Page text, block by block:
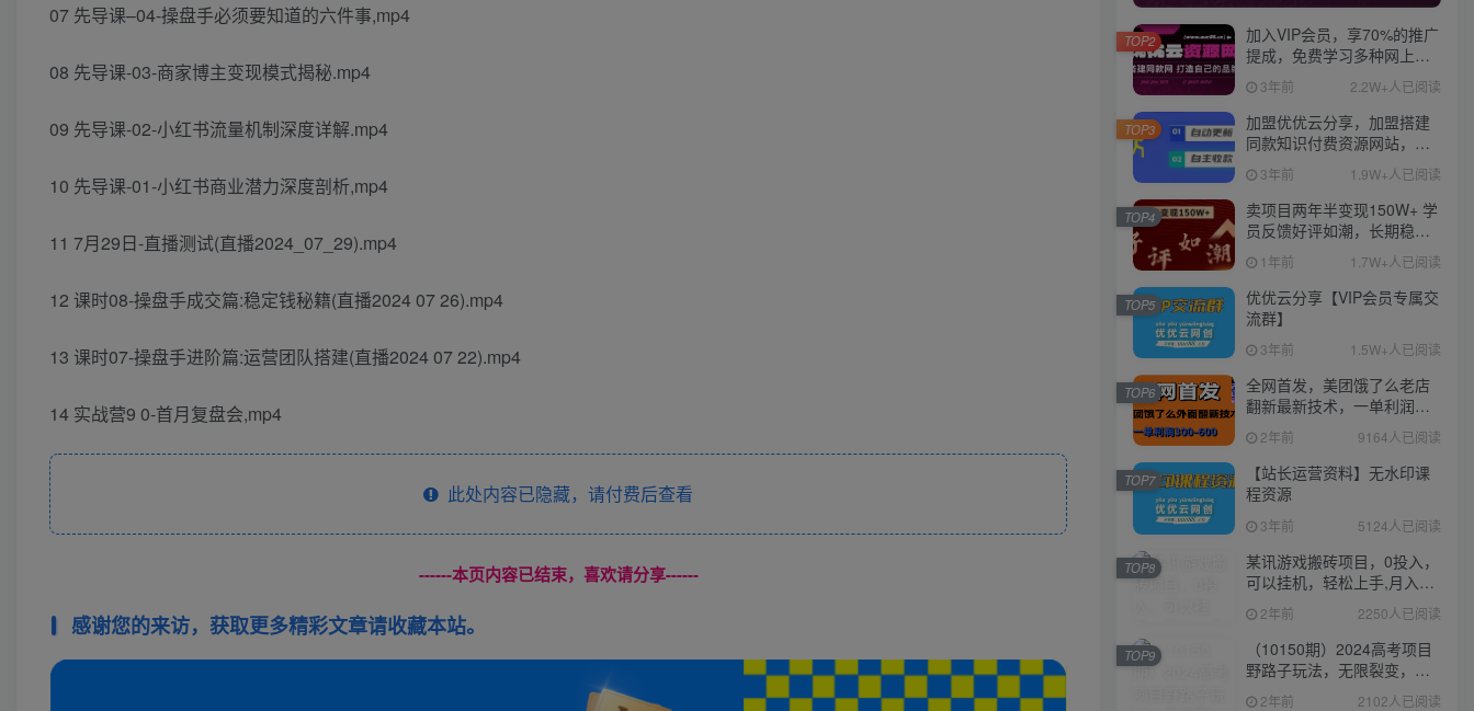
07 先导课–04-操盘手必须要知道的六件事,mp4
08 先导课-03-商家博主变现模式揭秘.mp4
09 先导课-02-小红书流量机制深度详解.mp4
10 先导课-01-小红书商业潜力深度剖析,mp4
11 7月29日-直播测试(直播2024_07_29).mp4
12 课时08-操盘手成交篇:稳定钱秘籍(直播2024 07 26).mp4
13 课时07-操盘手进阶篇:运营团队搭建(直播2024 07 22).mp4
14 实战营9 0-首月复盘会,mp4
此处内容已隐藏，请付费后查看
------本页内容已结束，喜欢请分享------
感谢您的来访，获取更多精彩文章请收藏本站。
加入VIP会员，享70%的推广
提成，免费学习多种网上创
业课程，菜鸟秒变大神！
3年前 2.2W+人已阅读
TOP2
加盟优优云分享，加盟搭建
同款知识付费资源网站，实
现长期稳定被动收入~
3年前 1.9W+人已阅读
TOP3
卖项目两年半变现150W+ 学
员反馈好评如潮，长期稳定
变现，可以一直干到老！
1年前 1.7W+人已阅读
TOP4
优优云分享【VIP会员专属交
流群】
3年前 1.5W+人已阅读
TOP5
全网首发，美团饿了么老店
翻新最新技术，一单利润
300-600
2年前 9164人已阅读
TOP6
【站长运营资料】无水印课
程资源
3年前 5124人已阅读
TOP7
某讯游戏搬砖项目，0投入，
可以挂机，轻松上手,月入
3000+上不封顶
2年前 2250人已阅读
TOP8
（10150期）2024高考项目
野路子玩法，无限裂变，最
高一天1W＋！
2年前 2102人已阅读
TOP9